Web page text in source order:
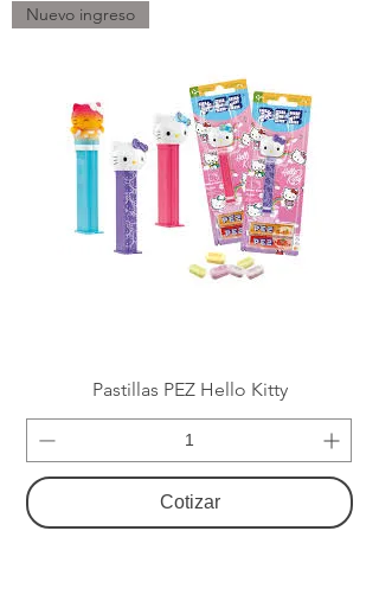
Nuevo ingreso
Pastillas PEZ Hello Kitty
Cotizar